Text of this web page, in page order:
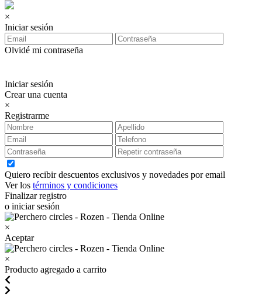
×
Iniciar sesión
Olvidé mi contraseña
Iniciar sesión
Crear una cuenta
×
Registrarme
Quiero recibir descuentos exclusivos y novedades por email
Ver los términos y condiciones
Finalizar registro
o iniciar sesión
×
Aceptar
×
Producto agregado a carrito